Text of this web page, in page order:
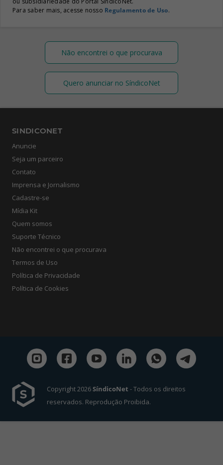
Para saber mais, acesse nosso Regulamento de Uso.
Não encontrei o que procurava
Quero anunciar no SíndicoNet
SINDICONET
Anuncie
Seja um parceiro
Contato
Imprensa e Jornalismo
Cadastre-se
Mídia Kit
Quem somos
Suporte Técnico
Não encontrei o que procurava
Termos de Uso
Política de Privacidade
Política de Cookies
Copyright 2026SíndicoNet - Todos os direitos
reservados. Reprodução Proibida.